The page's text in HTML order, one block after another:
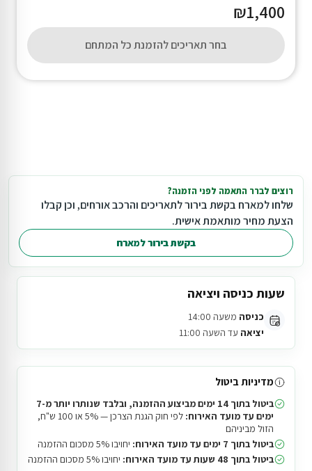
₪1,400
בחר תאריכים להזמנת כל המתחם
רוצים לברר התאמה לפני הזמנה?
שלחו למארח בקשת בירור לתאריכים והרכב אורחים, וכן קבלו
הצעת מחיר מותאמת אישית.
בקשת בירור למארח
שעות כניסה ויציאה
כניסה משעה 14:00
יציאה עד השעה 11:00
מדיניות ביטול
ביטול בתוך 14 ימים מביצוע ההזמנה, ובלבד שנותרו יותר מ-7
ימים עד מועד האירוח:
לפי חוק הגנת הצרכן — 5% או 100 ש"ח,
הזול מביניהם
ביטול בתוך 7 ימים עד מועד האירוח:
יחויבו 5% מסכום ההזמנה
ביטול בתוך 48 שעות עד מועד האירוח:
יחויבו 5% מסכום ההזמנה